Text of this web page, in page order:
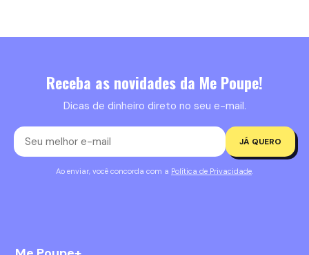
Receba as novidades da Me Poupe!
Dicas de dinheiro direto no seu e-mail.
JÁ QUERO
Ao enviar, você concorda com a Política de Privacidade